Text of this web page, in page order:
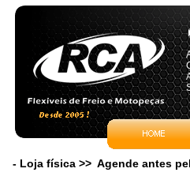
- Loja física >> Agende antes